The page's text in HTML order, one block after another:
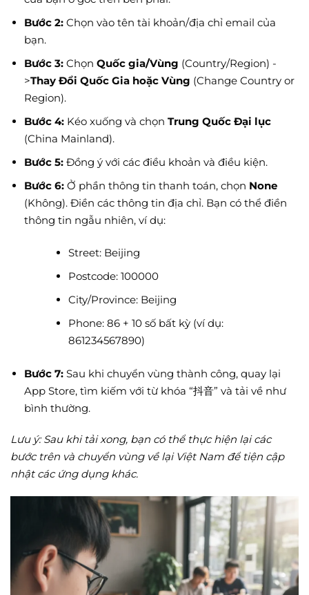
Bước 2:Chọn vào tên tài khoản/địa chỉ email của
bạn.
Bước 3:Chọn Quốc gia/Vùng (Country/Region) -
>Thay Đổi Quốc Gia hoặc Vùng (Change Country or
Region).
Bước 4:Kéo xuống và chọn Trung Quốc Đại lục
(China Mainland).
Bước 5:Đồng ý với các điều khoản và điều kiện.
Bước 6:Ở phần thông tin thanh toán, chọn None
(Không). Điền các thông tin địa chỉ. Bạn có thể điền
thông tin ngẫu nhiên, ví dụ:
Street: Beijing
Postcode: 100000
City/Province: Beijing
Phone: 86 + 10 số bất kỳ (ví dụ:
861234567890)
Bước 7:Sau khi chuyển vùng thành công, quay lại
App Store, tìm kiếm với từ khóa “抖音” và tải về như
bình thường.
Lưu ý: Sau khi tải xong, bạn có thể thực hiện lại các
bước trên và chuyển vùng về lại Việt Nam để tiện cập
nhật các ứng dụng khác.